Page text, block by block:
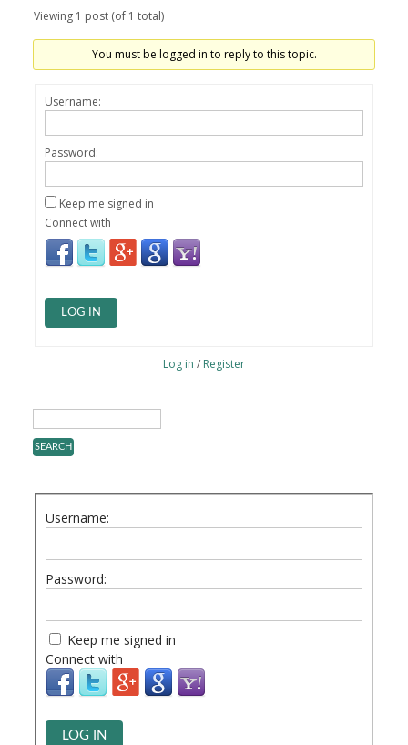
Viewing 1 post (of 1 total)
You must be logged in to reply to this topic.
Username:
Password:
Keep me signed in
Connect with
LOG IN
Log in / Register
Username:
Password:
Keep me signed in
Connect with
LOG IN